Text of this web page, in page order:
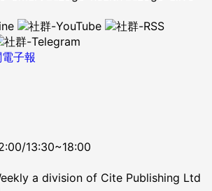
子報
13:30~18:00
a division of Cite Publishing Ltd